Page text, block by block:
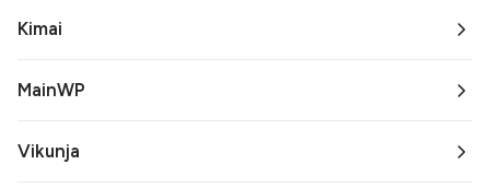
Kimai
MainWP
Vikunja